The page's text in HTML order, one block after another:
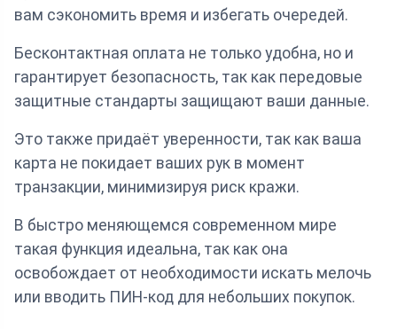
вам сэкономить время и избегать очередей.
Бесконтактная оплата не только удобна, но и
гарантирует безопасность, так как передовые
защитные стандарты защищают ваши данные.
Это также придаёт уверенности, так как ваша
карта не покидает ваших рук в момент
транзакции, минимизируя риск кражи.
В быстро меняющемся современном мире
такая функция идеальна, так как она
освобождает от необходимости искать мелочь
или вводить ПИН-код для небольших покупок.